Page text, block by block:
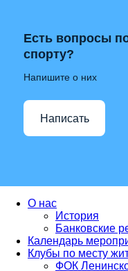
Есть вопросы
спорту?
Напишите о них
Написать
О нас
История
Банковские
Календарь
Клубы по месту
ФОК